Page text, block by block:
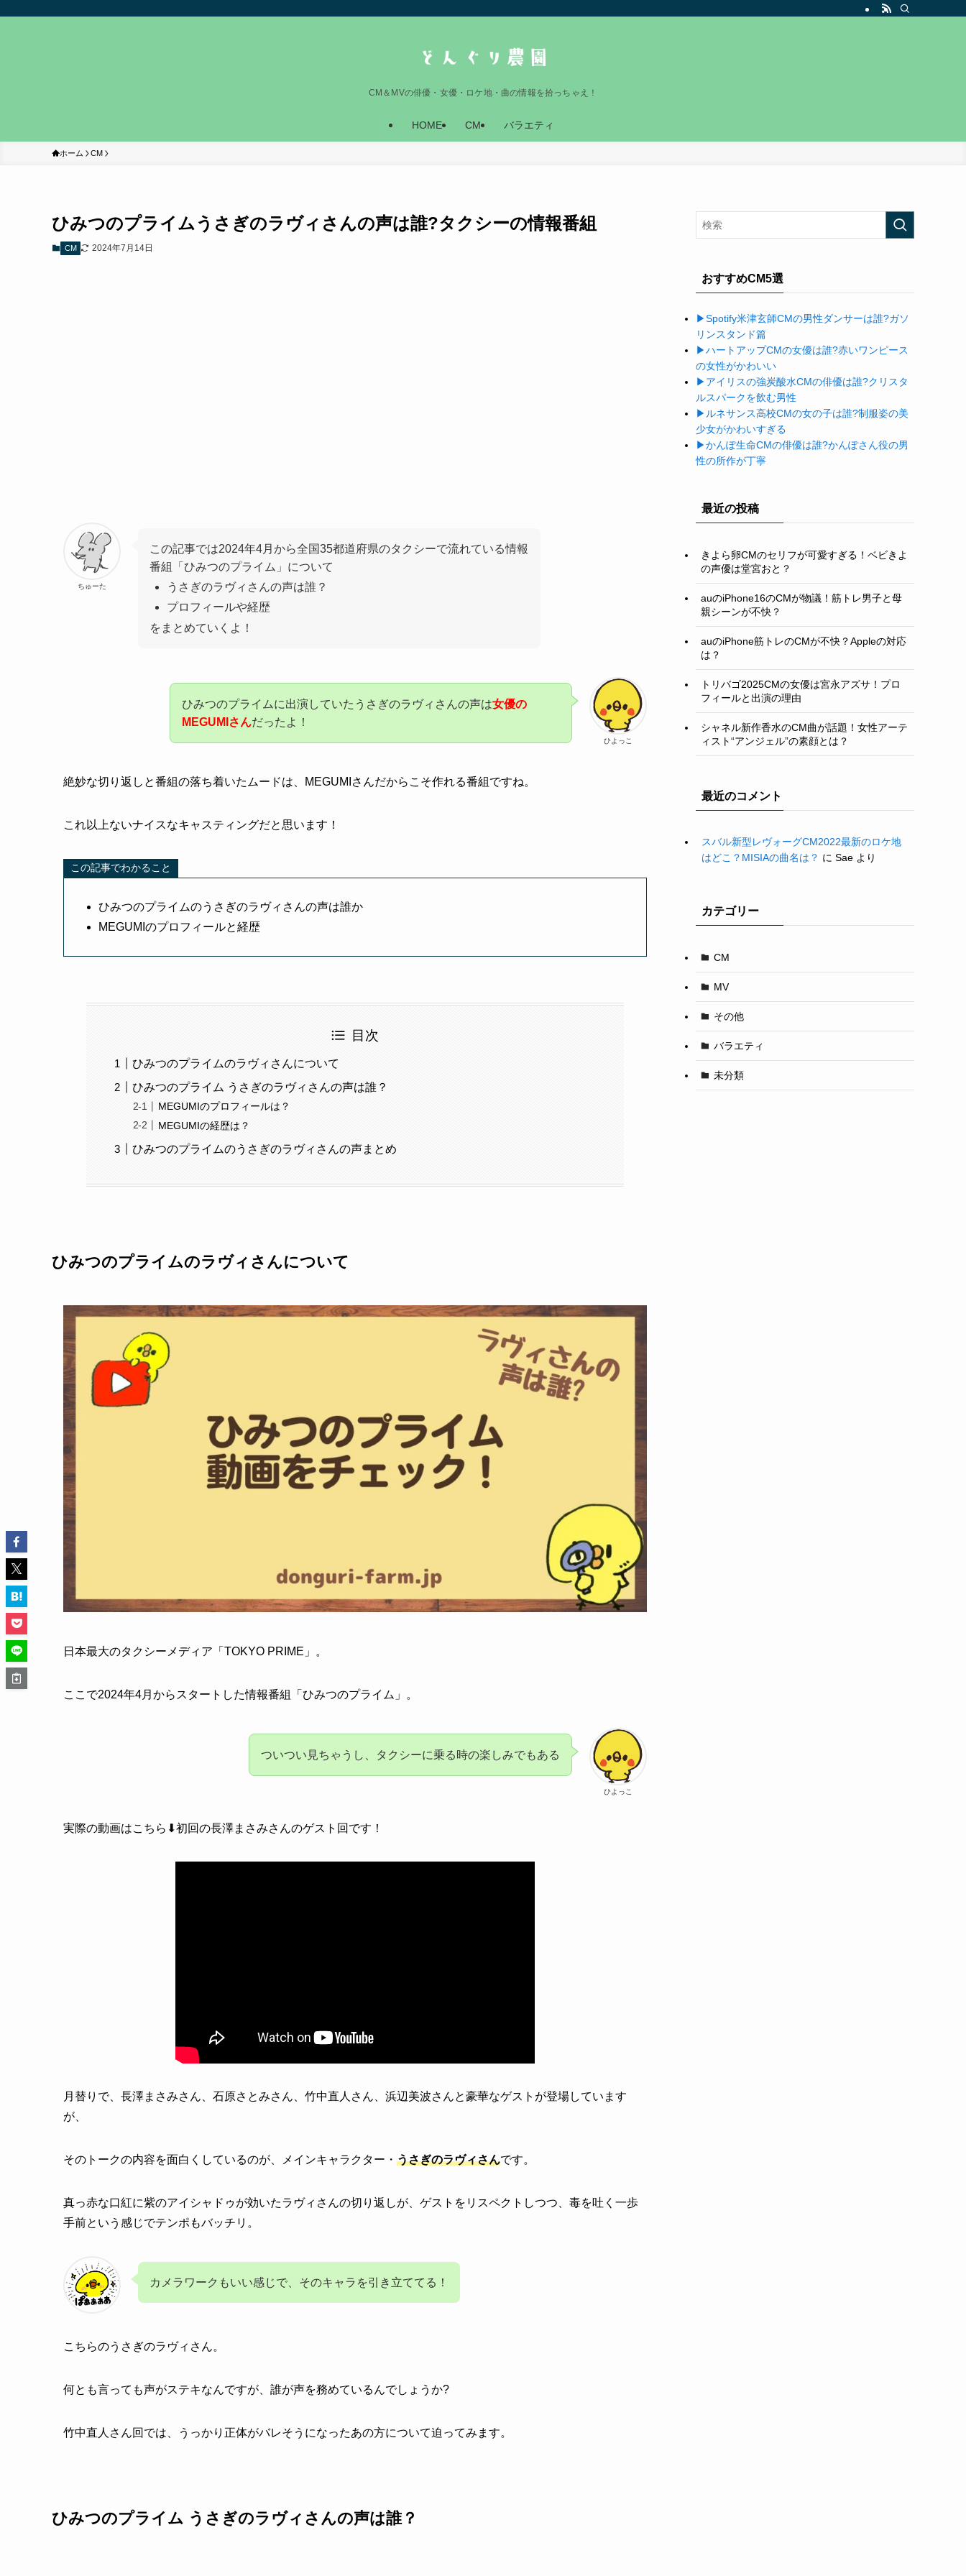
CM＆MVの俳優・女優・ロケ地・曲の情報を拾っちゃえ！
HOME CM バラエティ
ホーム CM
ひみつのプライムうさぎのラヴィさんの声は誰?タクシーの情報番組
CM 2024年7月14日
ちゅーた
この記事では2024年4月から全国35都道府県のタクシーで流れている情報
番組「ひみつのプライム」について
うさぎのラヴィさんの声は誰？
プロフィールや経歴
をまとめていくよ！
ひよっこ
ひみつのプライムに出演していたうさぎのラヴィさんの声は女優の
MEGUMIさんだったよ！
絶妙な切り返しと番組の落ち着いたムードは、MEGUMIさんだからこそ作れる番組ですね。
これ以上ないナイスなキャスティングだと思います！
この記事でわかること
ひみつのプライムのうさぎのラヴィさんの声は誰か
MEGUMIのプロフィールと経歴
目次
ひみつのプライムのラヴィさんについて
ひみつのプライム うさぎのラヴィさんの声は誰？
MEGUMIのプロフィールは？
MEGUMIの経歴は？
ひみつのプライムのうさぎのラヴィさんの声まとめ
ひみつのプライムのラヴィさんについて
日本最大のタクシーメディア「TOKYO PRIME」。
ここで2024年4月からスタートした情報番組「ひみつのプライム」。
ひよっこ
ついつい見ちゃうし、タクシーに乗る時の楽しみでもある
実際の動画はこちら⬇初回の長澤まさみさんのゲスト回です！
月替りで、長澤まさみさん、石原さとみさん、竹中直人さん、浜辺美波さんと豪華なゲストが登場しています
が、
そのトークの内容を面白くしているのが、メインキャラクター・ うさぎのラヴィさんです。
真っ赤な口紅に紫のアイシャドゥが効いたラヴィさんの切り返しが、ゲストをリスペクトしつつ、毒を吐く一歩
手前という感じでテンポもバッチリ。
カメラワークもいい感じで、そのキャラを引き立ててる！
こちらのうさぎのラヴィさん。
何とも言っても声がステキなんですが、誰が声を務めているんでしょうか?
竹中直人さん回では、うっかり正体がバレそうになったあの方について迫ってみます。
ひみつのプライム うさぎのラヴィさんの声は誰？
おすすめCM5選
▶Spotify米津玄師CMの男性ダンサーは誰?ガソ
リンスタンド篇
▶ハートアップCMの女優は誰?赤いワンピース
の女性がかわいい
▶アイリスの強炭酸水CMの俳優は誰?クリスタ
ルスパークを飲む男性
▶ルネサンス高校CMの女の子は誰?制服姿の美
少女がかわいすぎる
▶かんぽ生命CMの俳優は誰?かんぽさん役の男
性の所作が丁寧
最近の投稿
きよら卵CMのセリフが可愛すぎる！ベビきよ
の声優は堂宮おと？
auのiPhone16のCMが物議！筋トレ男子と母
親シーンが不快？
auのiPhone筋トレのCMが不快？Appleの対応
は？
トリバゴ2025CMの女優は宮永アズサ！プロ
フィールと出演の理由
シャネル新作香水のCM曲が話題！女性アーテ
ィスト“アンジェル”の素顔とは？
最近のコメント
スバル新型レヴォーグCM2022最新のロケ地
はどこ？MISIAの曲名は？ に Sae より
カテゴリー
CM
MV
その他
バラエティ
未分類